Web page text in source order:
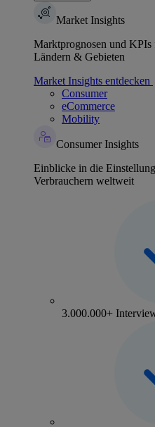
Market Insights
Marktprognosen und
Ländern & Gebieten
Market Insights entdecken
Consumer
eCommerce
Mobility
Consumer Insights
Einblicke in die
Verbrauchern weltweit
3.000.000+